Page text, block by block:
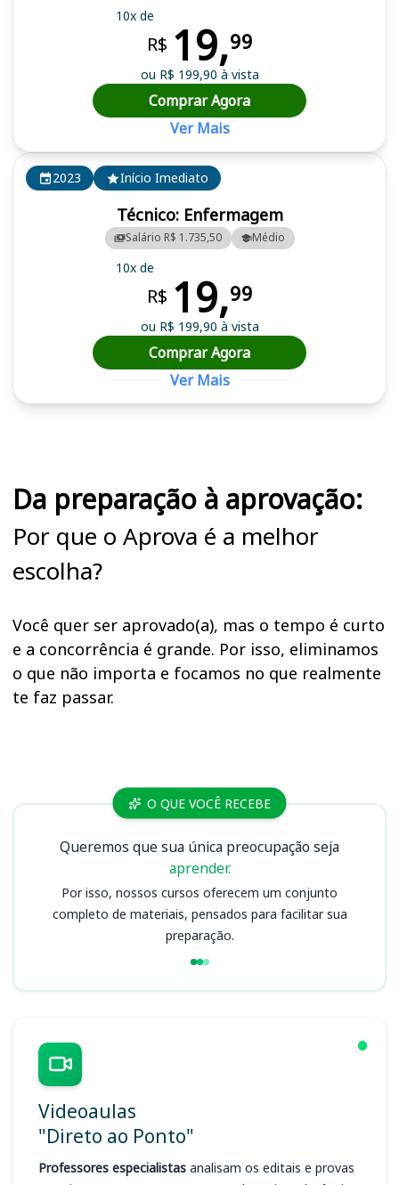
2023 Início Imediato
Técnico: Enfermagem
Salário R$ 1.735,50 Médio
10x de
R$ 19,99
ou R$ 199,90 à vista
Comprar Agora
Ver Mais
10x de
R$ 19,99
ou R$ 199,90 à vista
Comprar Agora
Ver Mais
Da preparação à aprovação:
Por que o Aprova é a melhor
escolha?
Você quer ser aprovado(a), mas o tempo é curto
e a concorrência é grande. Por isso, eliminamos
o que não importa e focamos no que realmente
te faz passar.
Cursos SES DFO QUE VOCÊ RECEBE
Queremos que sua única preocupação seja
aprender.
Por isso, nossos cursos oferecem um conjunto
completo de materiais, pensados para facilitar sua
preparação.
Videoaulas
"Direto ao Ponto"
Professores especialistas analisam os editais e provas